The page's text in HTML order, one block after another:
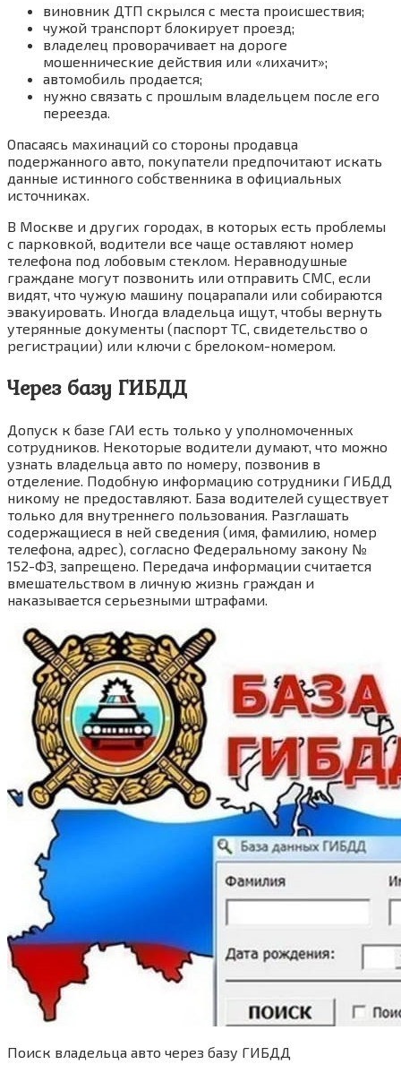
виновник ДТП скрылся с места происшествия;
чужой транспорт блокирует проезд;
владелец проворачивает на дороге
мошеннические действия или «лихачит»;
автомобиль продается;
нужно связать с прошлым владельцем после его
переезда.
Опасаясь махинаций со стороны продавца
подержанного авто, покупатели предпочитают искать
данные истинного собственника в официальных
источниках.
В Москве и других городах, в которых есть проблемы
с парковкой, водители все чаще оставляют номер
телефона под лобовым стеклом. Неравнодушные
граждане могут позвонить или отправить СМС, если
видят, что чужую машину поцарапали или собираются
эвакуировать. Иногда владельца ищут, чтобы вернуть
утерянные документы (паспорт ТС, свидетельство о
регистрации) или ключи с брелоком-номером.
Через базу ГИБДД
Допуск к базе ГАИ есть только у уполномоченных
сотрудников. Некоторые водители думают, что можно
узнать владельца авто по номеру, позвонив в
отделение. Подобную информацию сотрудники ГИБДД
никому не предоставляют. База водителей существует
только для внутреннего пользования. Разглашать
содержащиеся в ней сведения (имя, фамилию, номер
телефона, адрес), согласно Федеральному закону №
152-ФЗ, запрещено. Передача информации считается
вмешательством в личную жизнь граждан и
наказывается серьезными штрафами.
Поиск владельца авто через базу ГИБДД